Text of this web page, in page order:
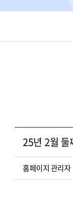
25년 2월 둘
홈페이지 관리자